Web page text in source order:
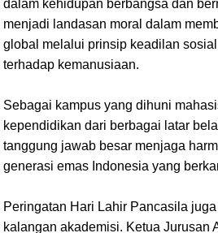
dalam kehidupan berbangsa dan
menjadi landasan moral dalam
global melalui prinsip keadilan
terhadap kemanusiaan.
Sebagai kampus yang dihuni
kependidikan dari berbagai latar
tanggung jawab besar menjaga
generasi emas Indonesia yang
Peringatan Hari Lahir Pancasila
kalangan akademisi. Ketua Jurusan